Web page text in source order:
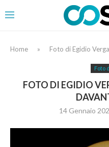
Home » Foto di Egidio
Foto
FOTO DI EGIDIO
14 Gennaio